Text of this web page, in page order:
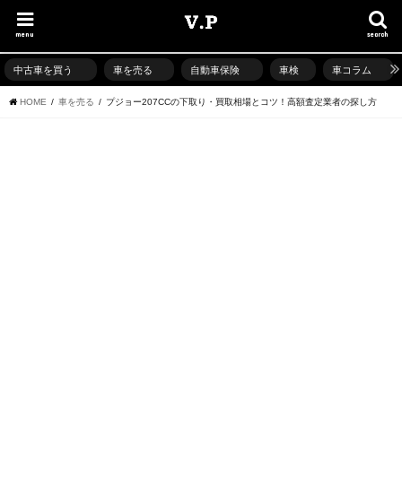
search
menu
中古車を買う 車を売る 自動車保険 車検 車コラム
HOME 車を売る プジョー207CCの下取り・買取相場とコツ！高額査定業者の探し方